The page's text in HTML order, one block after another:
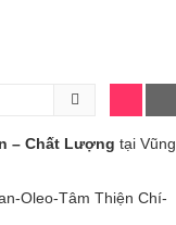
– Chất Lượng tại Vũng
Oleo-Tâm Thiện Chí-